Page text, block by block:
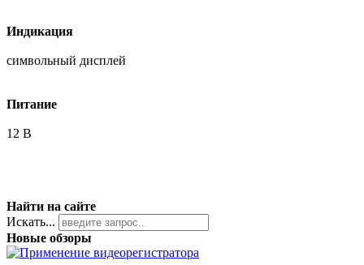
Индикация
символьный дисплей
Питание
12 В
Найти на сайте
Искать...
Новые обзоры